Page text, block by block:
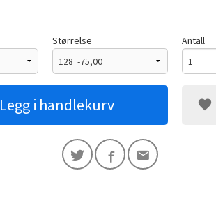
Størrelse Antall
Legg i handlekurv